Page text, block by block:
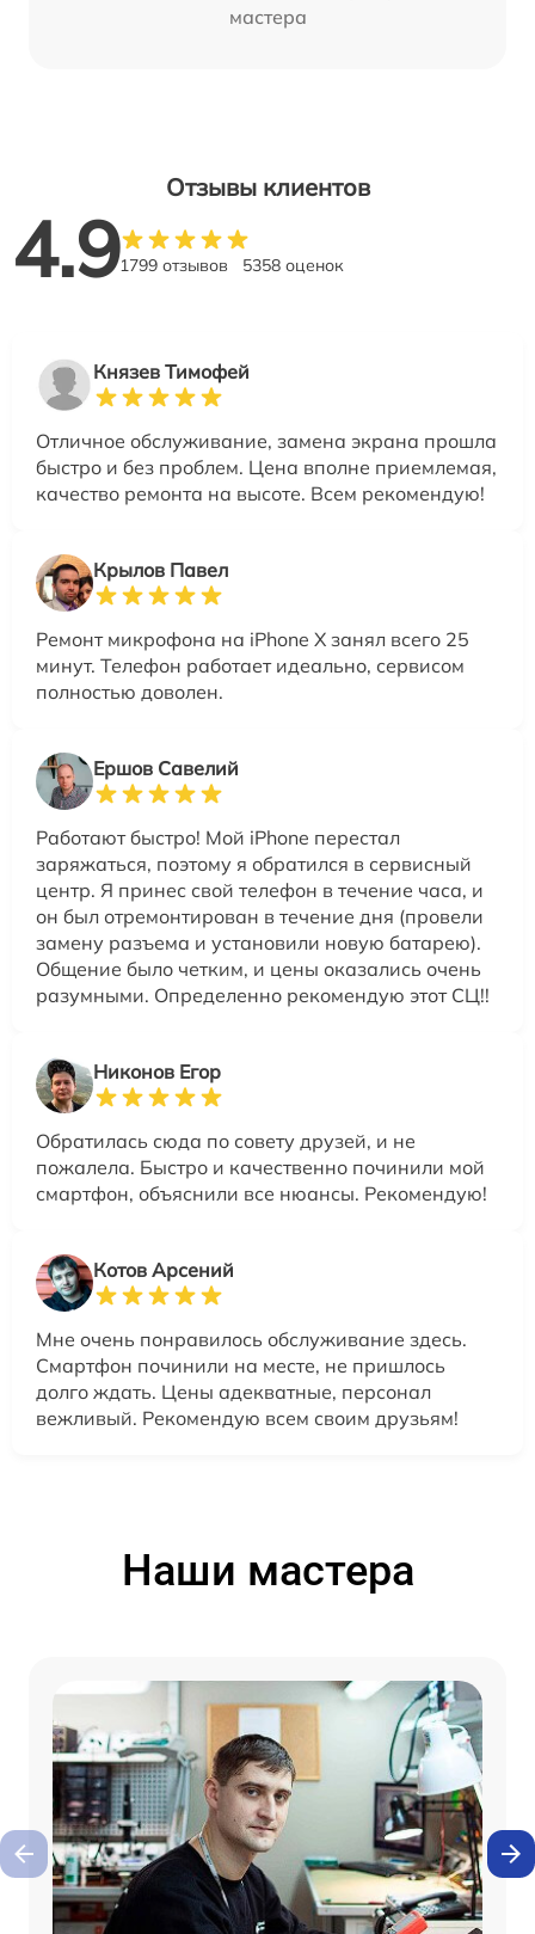
мастера
Отзывы клиентов
4.91799 отзывов 5358 оценок
Князев Тимофей
Отличное обслуживание, замена экрана прошла
быстро и без проблем. Цена вполне приемлемая,
качество ремонта на высоте. Всем рекомендую!
Крылов Павел
Ремонт микрофона на iPhone X занял всего 25
минут. Телефон работает идеально, сервисом
полностью доволен.
Ершов Савелий
Работают быстро! Мой iPhone перестал
заряжаться, поэтому я обратился в сервисный
центр. Я принес свой телефон в течение часа, и
он был отремонтирован в течение дня (провели
замену разъема и установили новую батарею).
Общение было четким, и цены оказались очень
разумными. Определенно рекомендую этот СЦ!!
Никонов Егор
Обратилась сюда по совету друзей, и не
пожалела. Быстро и качественно починили мой
смартфон, объяснили все нюансы. Рекомендую!
Котов Арсений
Мне очень понравилось обслуживание здесь.
Смартфон починили на месте, не пришлось
долго ждать. Цены адекватные, персонал
вежливый. Рекомендую всем своим друзьям!
Наши мастера